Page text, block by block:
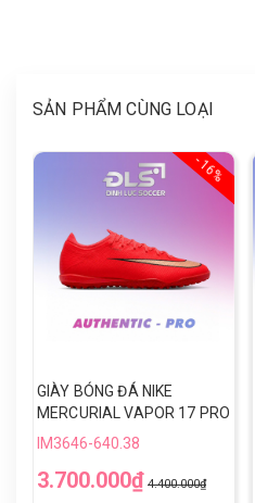
SẢN PHẨM CÙNG LOẠI
- 16%
GIÀY BÓNG ĐÁ NIKE
MERCURIAL VAPOR 17 PRO
TF - IM5811-600 - ĐỎ/VÀNG
IM3646-640.38
3.700.000₫ 4.400.000₫